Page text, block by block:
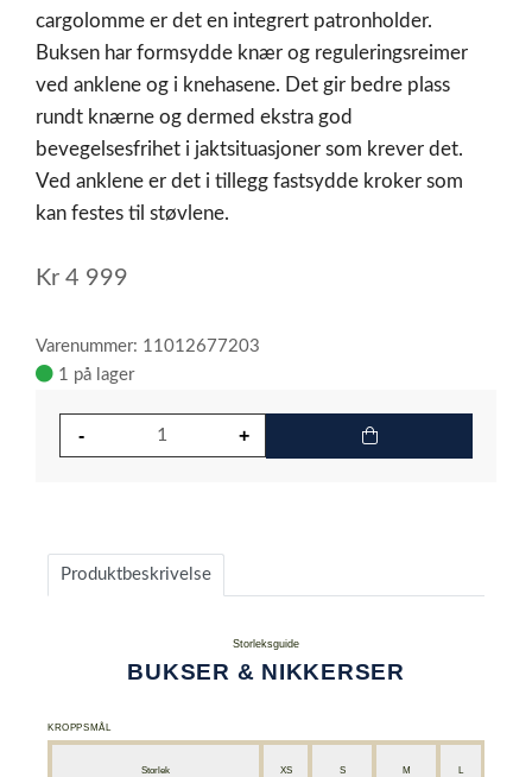
cargolomme er det en integrert patronholder.
Buksen har formsydde knær og reguleringsreimer
ved anklene og i knehasene. Det gir bedre plass
rundt knærne og dermed ekstra god
bevegelsesfrihet i jaktsituasjoner som krever det.
Ved anklene er det i tillegg fastsydde kroker som
kan festes til støvlene.
Kr 4 999
Varenummer: 11012677203
1 på lager
Produktbeskrivelse
Storleksguide
BUKSER & NIKKERSER
KROPPSMÅL
Storlek XS S M L